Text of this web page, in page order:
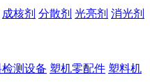
成核剂 分散剂 光亮剂 消光剂
检测设备 塑机零配件 塑料机